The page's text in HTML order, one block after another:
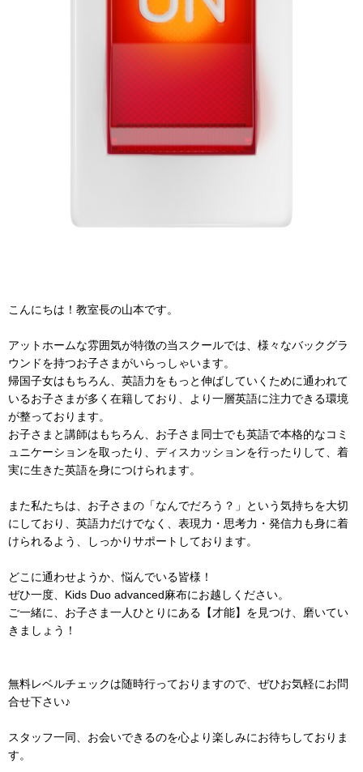
こんにちは！教室長の山本です。
アットホームな雰囲気が特徴の当スクールでは、様々なバックグラ
ウンドを持つお子さまがいらっしゃいます。
帰国子女はもちろん、英語力をもっと伸ばしていくために通われて
いるお子さまが多く在籍しており、より一層英語に注力できる環境
が整っております。
お子さまと講師はもちろん、お子さま同士でも英語で本格的なコミ
ュニケーションを取ったり、ディスカッションを行ったりして、着
実に生きた英語を身につけられます。
また私たちは、お子さまの「なんでだろう？」という気持ちを大切
にしており、英語力だけでなく、 表現力・思考力・発信力も身に着
けられるよう、しっかりサポートしております。
どこに通わせようか、悩んでいる皆様！
ぜひ一度、Kids Duo advanced麻布にお越しください。
ご一緒に、お子さま一人ひとりにある【才能】を見つけ、磨いてい
きましょう！
無料レベルチェックは随時行っておりますので、ぜひお気軽にお問
合せ下さい♪
スタッフ一同、お会いできるのを心より楽しみにお待ちしておりま
す。